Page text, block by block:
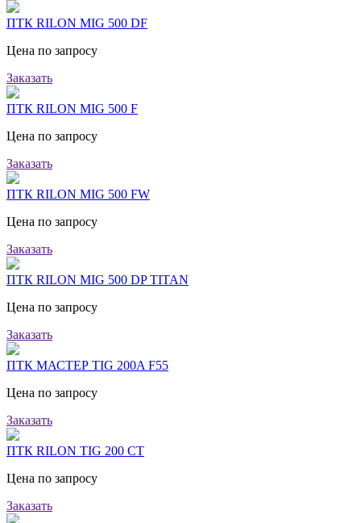
ПТК RILON MIG 500 DF
Цена по запросу
Заказать
ПТК RILON MIG 500 F
Цена по запросу
Заказать
ПТК RILON MIG 500 FW
Цена по запросу
Заказать
ПТК RILON MIG 500 DP TITAN
Цена по запросу
Заказать
ПТК МАСТЕР TIG 200A F55
Цена по запросу
Заказать
ПТК RILON TIG 200 CT
Цена по запросу
Заказать